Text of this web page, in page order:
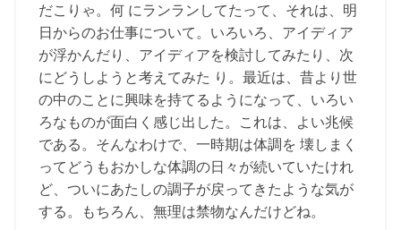
だこりゃ。何 にランランしてたって、それは、明
日からのお仕事について。いろいろ、アイディア
が浮かんだり、アイディアを検討してみたり、次
にどうしようと考えてみた り。最近は、昔より世
の中のことに興味を持てるようになって、いろい
ろなものが面白く感じ出した。これは、よい兆候
である。そんなわけで、一時期は体調を 壊しまく
ってどうもおかしな体調の日々が続いていたけれ
ど、ついにあたしの調子が戻ってきたような気が
する。もちろん、無理は禁物なんだけどね。